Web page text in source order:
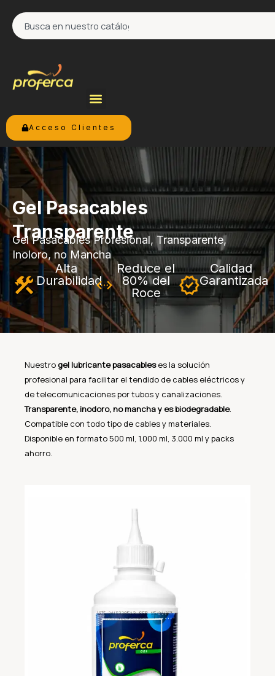
contenido
Search
Acceso Clientes
Gel Pasacables
Transparente
Gel Pasacables Profesional, Transparente,
Inoloro, no Mancha
Alta
Durabilidad
Reduce el
80% del
Roce
Calidad
Garantizada
Nuestro gel lubricante pasacableses la solución
profesional para facilitar el tendido de cables eléctricos y
de telecomunicaciones por tubos y canalizaciones.
Transparente, inodoro, no mancha y es biodegradable.
Compatible con todo tipo de cables y materiales.
Disponible en formato 500 ml, 1.000 ml, 3.000 ml y packs
ahorro.